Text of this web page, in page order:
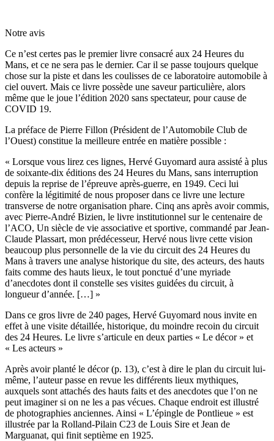
Notre avis
Ce n’est certes pas le premier livre consacré aux 24 Heures du
Mans, et ce ne sera pas le dernier. Car il se passe toujours quelque
chose sur la piste et dans les coulisses de ce laboratoire automobile à
ciel ouvert. Mais ce livre possède une saveur particulière, alors
même que le joue l’édition 2020 sans spectateur, pour cause de
COVID 19.
La préface de Pierre Fillon (Président de l’Automobile Club de
l’Ouest) constitue la meilleure entrée en matière possible :
« Lorsque vous lirez ces lignes, Hervé Guyomard aura assisté à plus
de soixante-dix éditions des 24 Heures du Mans, sans interruption
depuis la reprise de l’épreuve après-guerre, en 1949. Ceci lui
confère la légitimité de nous proposer dans ce livre une lecture
transverse de notre organisation phare. Cinq ans après avoir commis,
avec Pierre-André Bizien, le livre institutionnel sur le centenaire de
l’ACO, Un siècle de vie associative et sportive, commandé par Jean-
Claude Plassart, mon prédécesseur, Hervé nous livre cette vision
beaucoup plus personnelle de la vie du circuit des 24 Heures du
Mans à travers une analyse historique du site, des acteurs, des hauts
faits comme des hauts lieux, le tout ponctué d’une myriade
d’anecdotes dont il constelle ses visites guidées du circuit, à
longueur d’année. […] »
Dans ce gros livre de 240 pages, Hervé Guyomard nous invite en
effet à une visite détaillée, historique, du moindre recoin du circuit
des 24 Heures. Le livre s’articule en deux parties « Le décor » et
« Les acteurs »
Après avoir planté le décor (p. 13), c’est à dire le plan du circuit lui-
même, l’auteur passe en revue les différents lieux mythiques,
auxquels sont attachés des hauts faits et des anecdotes que l’on ne
peut imaginer si on ne les a pas vécues. Chaque endroit est illustré
de photographies anciennes. Ainsi « L’épingle de Pontlieue » est
illustrée par la Rolland-Pilain C23 de Louis Sire et Jean de
Marguanat, qui finit septième en 1925.